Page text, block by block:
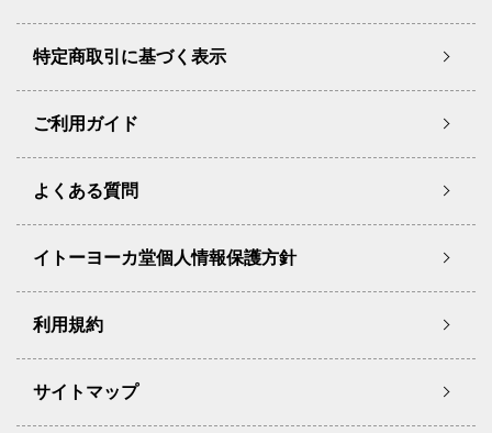
特定商取引に基づく表示
ご利用ガイド
よくある質問
イトーヨーカ堂個人情報保護方針
利用規約
サイトマップ